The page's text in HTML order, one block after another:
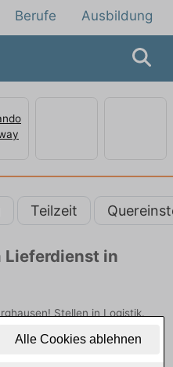
Alle Cookies ablehnen
Berufe Ausbildung
Teilzeit
Lieferdienst in
Stellen in Logistik.